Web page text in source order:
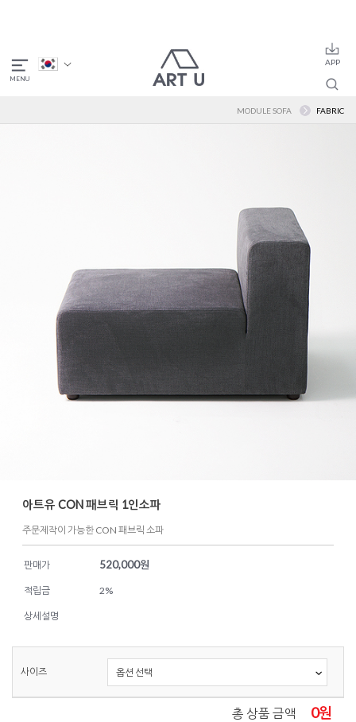
MODULE SOFA FABRIC
아트유 CON 패브릭 1인소파
주문제작이 가능한 CON 패브릭 소파
판매가 520,000원
적립금 2%
상세설명
사이즈
총 상품 금액 0원